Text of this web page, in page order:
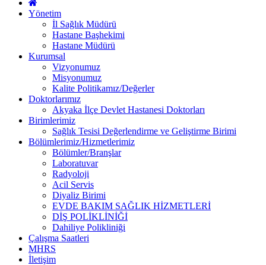
Yönetim
İl Sağlık Müdürü
Hastane Başhekimi
Hastane Müdürü
Kurumsal
Vizyonumuz
Misyonumuz
Kalite Politikamız/Değerler
Doktorlarımız
Akyaka İlçe Devlet Hastanesi Doktorları
Birimlerimiz
Sağlık Tesisi Değerlendirme ve Geliştirme Birimi
Bölümlerimiz/Hizmetlerimiz
Bölümler/Branşlar
Laboratuvar
Radyoloji
Acil Servis
Diyaliz Birimi
EVDE BAKIM SAĞLIK HİZMETLERİ
DİŞ POLİKLİNİĞİ
Dahiliye Polikliniği
Çalışma Saatleri
MHRS
İletişim